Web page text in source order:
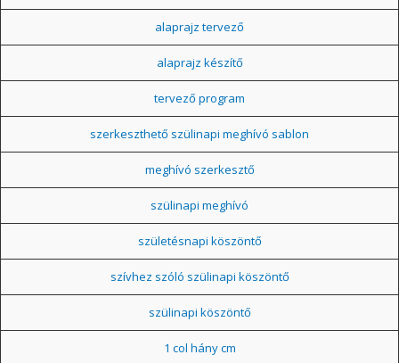
alaprajz tervező
alaprajz készítő
tervező program
szerkeszthető szülinapi meghívó sablon
meghívó szerkesztő
szülinapi meghívó
születésnapi köszöntő
szívhez szóló szülinapi köszöntő
szülinapi köszöntő
1 col hány cm